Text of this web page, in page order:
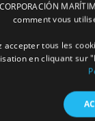
comment vous
accepter tous les
en cliquant sur